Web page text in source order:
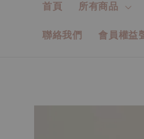
首頁 所有商品
聯絡我們 會員權益